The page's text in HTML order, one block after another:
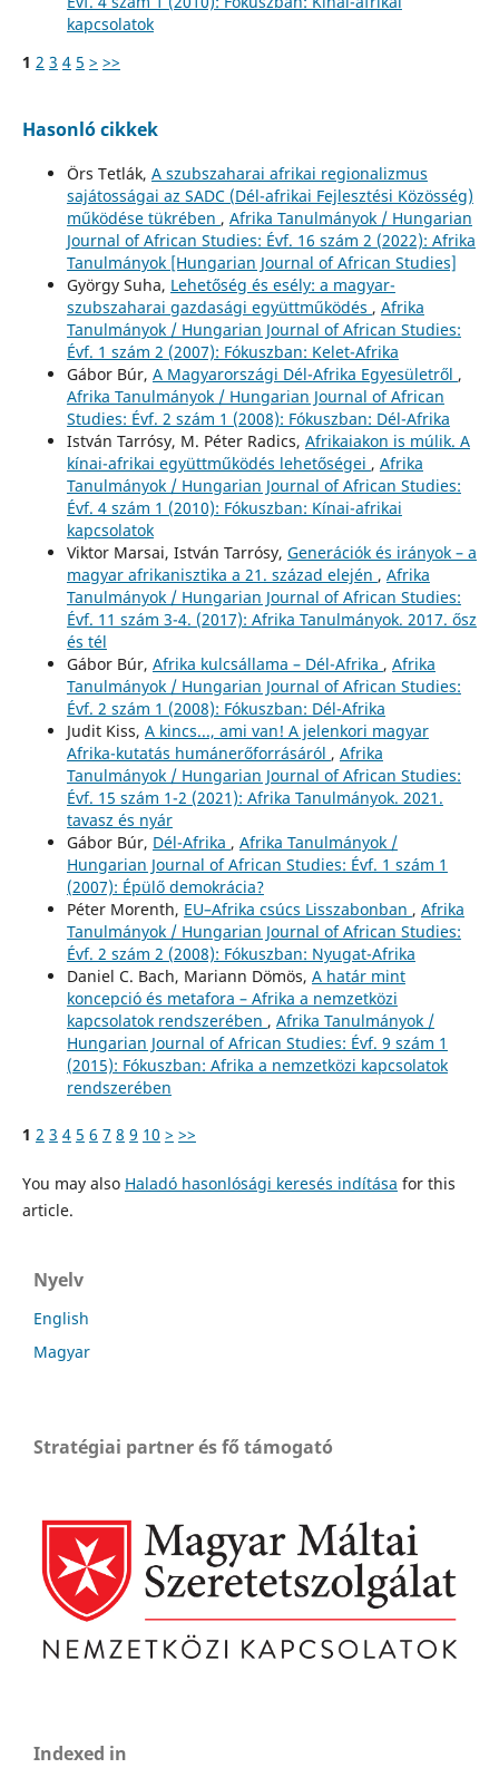
kapcsolatok
1 2 3 4 5 > >>
Hasonló cikkek
Örs Tetlák, A szubszaharai afrikai regionalizmus
sajátosságai az SADC (Dél-afrikai Fejlesztési Közösség)
működése tükrében , Afrika Tanulmányok / Hungarian
Journal of African Studies: Évf. 16 szám 2 (2022): Afrika
Tanulmányok [Hungarian Journal of African Studies]
György Suha, Lehetőség és esély: a magyar-
szubszaharai gazdasági együttműködés , Afrika
Tanulmányok / Hungarian Journal of African Studies:
Évf. 1 szám 2 (2007): Fókuszban: Kelet-Afrika
Gábor Búr, A Magyarországi Dél-Afrika Egyesületről ,
Afrika Tanulmányok / Hungarian Journal of African
Studies: Évf. 2 szám 1 (2008): Fókuszban: Dél-Afrika
István Tarrósy, M. Péter Radics, Afrikaiakon is múlik. A
kínai-afrikai együttműködés lehetőségei , Afrika
Tanulmányok / Hungarian Journal of African Studies:
Évf. 4 szám 1 (2010): Fókuszban: Kínai-afrikai
kapcsolatok
Viktor Marsai, István Tarrósy, Generációk és irányok – a
magyar afrikanisztika a 21. század elején , Afrika
Tanulmányok / Hungarian Journal of African Studies:
Évf. 11 szám 3-4. (2017): Afrika Tanulmányok. 2017. ősz
és tél
Gábor Búr, Afrika kulcsállama – Dél-Afrika , Afrika
Tanulmányok / Hungarian Journal of African Studies:
Évf. 2 szám 1 (2008): Fókuszban: Dél-Afrika
Judit Kiss, A kincs..., ami van! A jelenkori magyar
Afrika-kutatás humánerőforrásáról , Afrika
Tanulmányok / Hungarian Journal of African Studies:
Évf. 15 szám 1-2 (2021): Afrika Tanulmányok. 2021.
tavasz és nyár
Gábor Búr, Dél-Afrika , Afrika Tanulmányok /
Hungarian Journal of African Studies: Évf. 1 szám 1
(2007): Épülő demokrácia?
Péter Morenth, EU–Afrika csúcs Lisszabonban , Afrika
Tanulmányok / Hungarian Journal of African Studies:
Évf. 2 szám 2 (2008): Fókuszban: Nyugat-Afrika
Daniel C. Bach, Mariann Dömös, A határ mint
koncepció és metafora – Afrika a nemzetközi
kapcsolatok rendszerében , Afrika Tanulmányok /
Hungarian Journal of African Studies: Évf. 9 szám 1
(2015): Fókuszban: Afrika a nemzetközi kapcsolatok
rendszerében
1 2 3 4 5 6 7 8 9 10 > >>
You may also Haladó hasonlósági keresés indítása for this
article.
Nyelv
English
Magyar
Stratégiai partner és fő támogató
Indexed in